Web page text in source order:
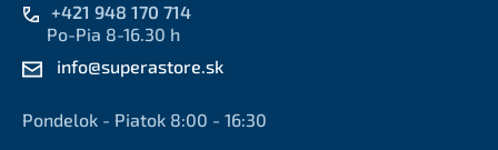
+421 948 170 714
Po-Pia 8-16.30 h
info@superastore.sk
Pondelok - Piatok 8:00 - 16:30